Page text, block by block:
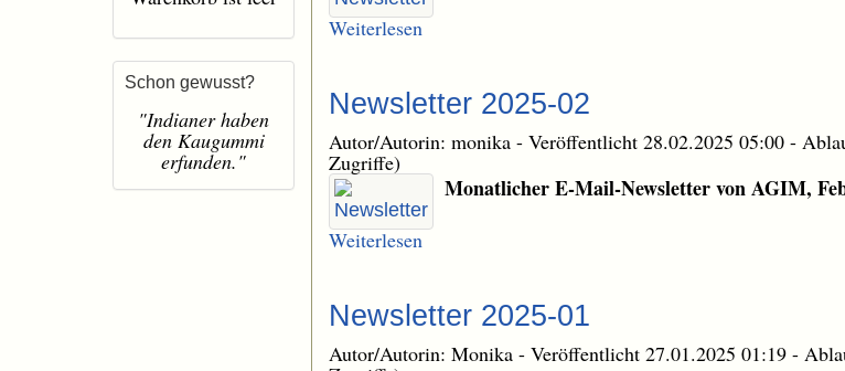
Weiterlesen
Newsletter 2025-02
Autor/Autorin: monika - Veröffentlicht 28.02.2025 05:00 -
Zugriffe)
Monatlicher E-Mail-Newsletter von AGIM,
Weiterlesen
Newsletter 2025-01
Autor/Autorin: Monika - Veröffentlicht 27.01.2025 01:19 -
Schon gewusst?
"Indianer haben
den Kaugummi
erfunden."